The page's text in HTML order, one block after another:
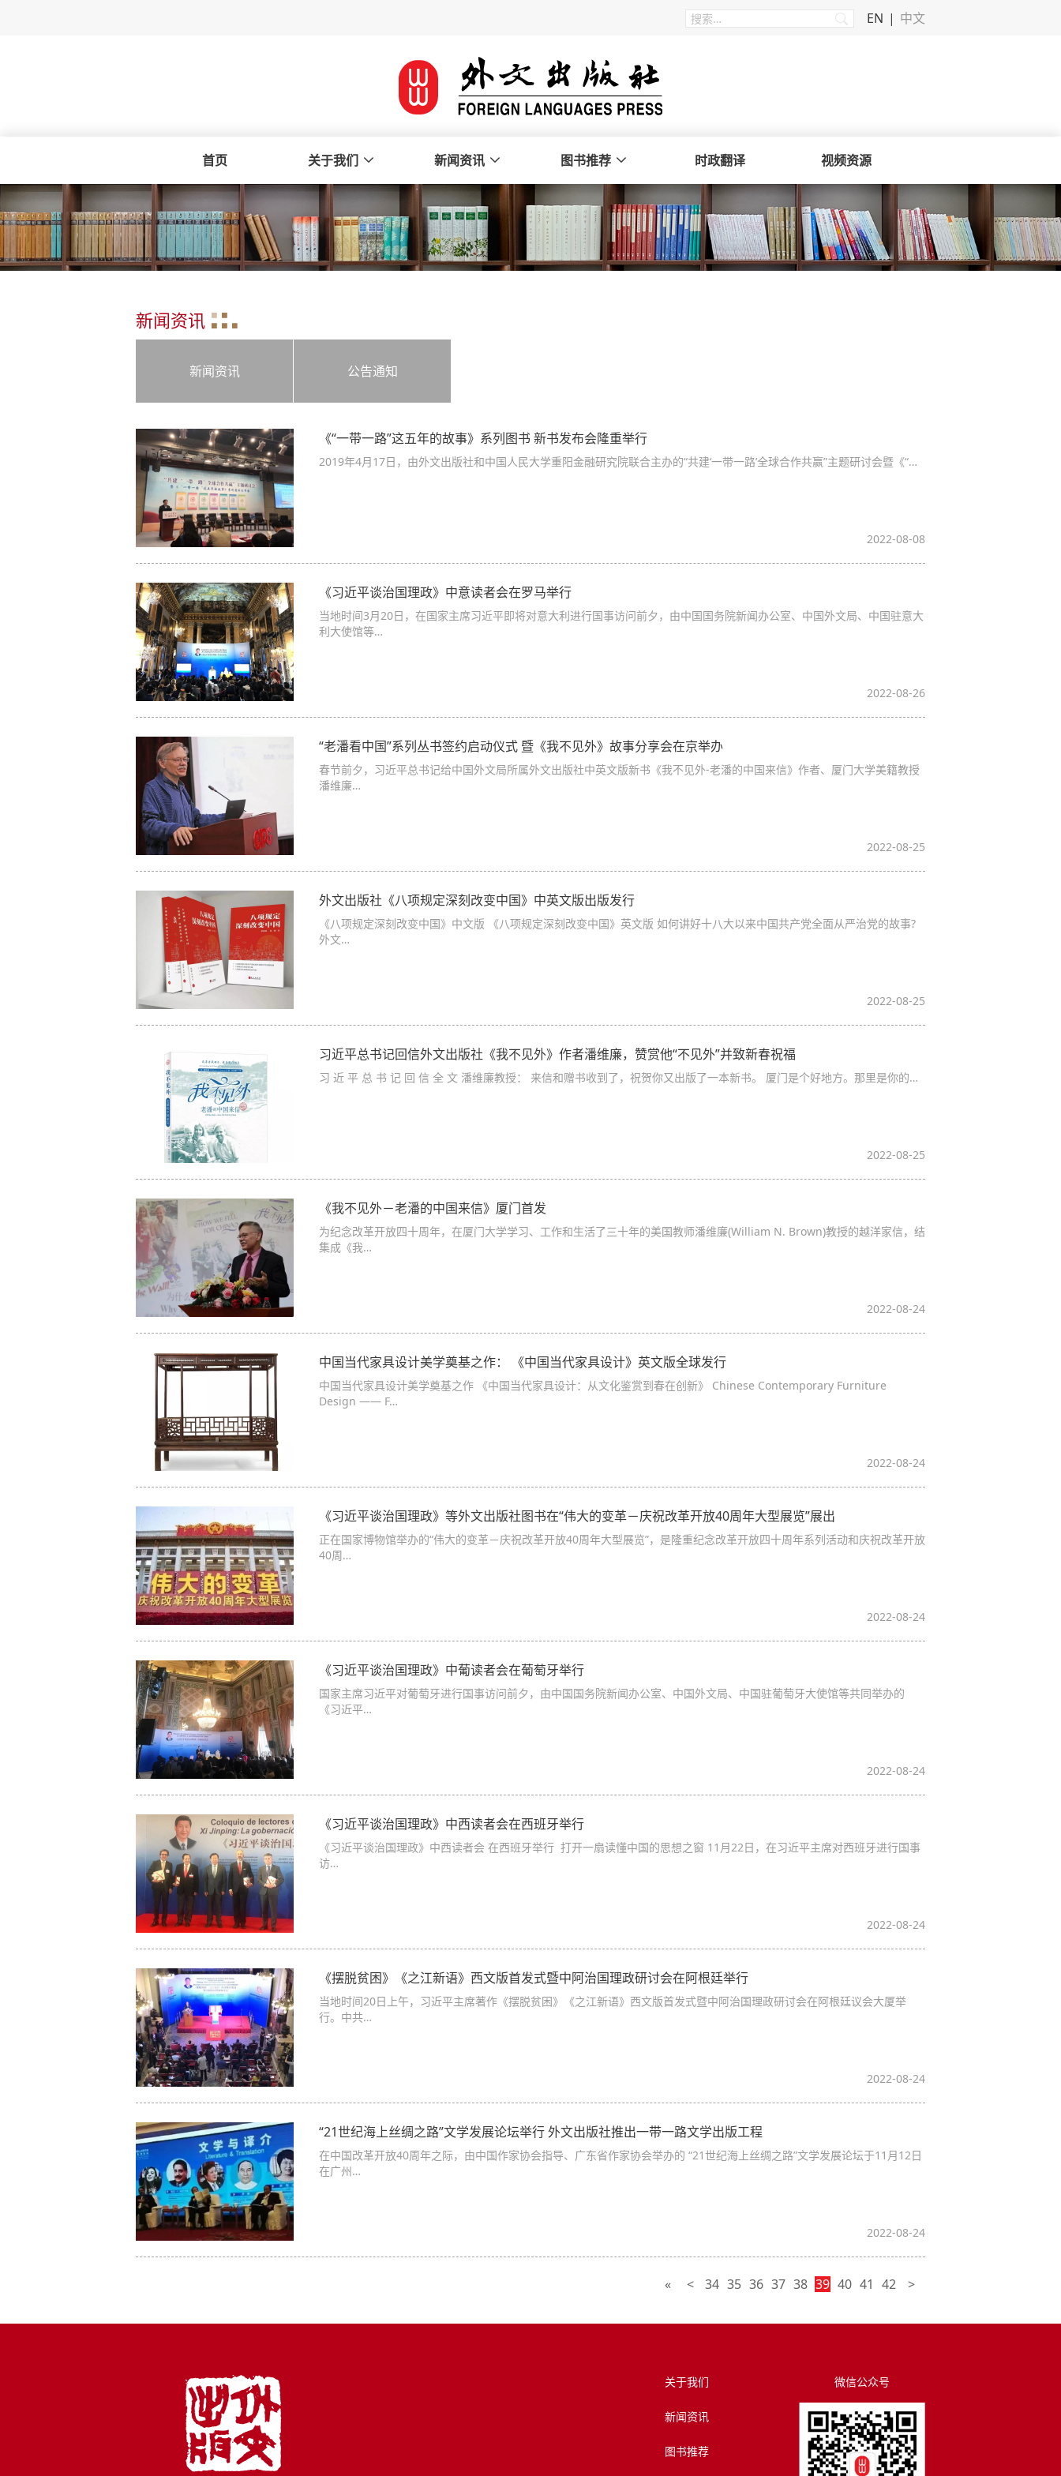
EN 中文
首页 关于我们 新闻资讯 图书推荐 时政翻译 视频资源
新闻资讯
新闻资讯 公告通知
《“一带一路”这五年的故事》系列图书 新书发布会隆重举行
2019年4月17日，由外文出版社和中国人民大学重阳金融研究院联合主办的“共建‘一带一路’全球合作共赢”主题研讨会暨《“…
2022-08-08
《习近平谈治国理政》中意读者会在罗马举行
当地时间3月20日，在国家主席习近平即将对意大利进行国事访问前夕，由中国国务院新闻办公室、中国外文局、中国驻意大
利大使馆等…
2022-08-26
“老潘看中国”系列丛书签约启动仪式 暨《我不见外》故事分享会在京举办
春节前夕，习近平总书记给中国外文局所属外文出版社中英文版新书《我不见外-老潘的中国来信》作者、厦门大学美籍教授
潘维廉…
2022-08-25
外文出版社《八项规定深刻改变中国》中英文版出版发行
《八项规定深刻改变中国》中文版 《八项规定深刻改变中国》英文版 如何讲好十八大以来中国共产党全面从严治党的故事?
外文…
2022-08-25
习近平总书记回信外文出版社《我不见外》作者潘维廉，赞赏他“不见外”并致新春祝福
习 近 平 总 书 记 回 信 全 文 潘维廉教授： 来信和赠书收到了，祝贺你又出版了一本新书。 厦门是个好地方。那里是你的…
2022-08-25
《我不见外－老潘的中国来信》厦门首发
为纪念改革开放四十周年，在厦门大学学习、工作和生活了三十年的美国教师潘维廉(William N. Brown)教授的越洋家信，结
集成《我…
2022-08-24
中国当代家具设计美学奠基之作： 《中国当代家具设计》英文版全球发行
中国当代家具设计美学奠基之作 《中国当代家具设计：从文化鉴赏到春在创新》 Chinese Contemporary Furniture
Design —— F…
2022-08-24
《习近平谈治国理政》等外文出版社图书在“伟大的变革－庆祝改革开放40周年大型展览”展出
正在国家博物馆举办的“伟大的变革－庆祝改革开放40周年大型展览”，是隆重纪念改革开放四十周年系列活动和庆祝改革开放
40周…
2022-08-24
《习近平谈治国理政》中葡读者会在葡萄牙举行
国家主席习近平对葡萄牙进行国事访问前夕，由中国国务院新闻办公室、中国外文局、中国驻葡萄牙大使馆等共同举办的
《习近平…
2022-08-24
《习近平谈治国理政》中西读者会在西班牙举行
《习近平谈治国理政》中西读者会 在西班牙举行 打开一扇读懂中国的思想之窗 11月22日，在习近平主席对西班牙进行国事
访…
2022-08-24
《摆脱贫困》《之江新语》西文版首发式暨中阿治国理政研讨会在阿根廷举行
当地时间20日上午，习近平主席著作《摆脱贫困》《之江新语》西文版首发式暨中阿治国理政研讨会在阿根廷议会大厦举
行。中共…
2022-08-24
“21世纪海上丝绸之路”文学发展论坛举行 外文出版社推出一带一路文学出版工程
在中国改革开放40周年之际，由中国作家协会指导、广东省作家协会举办的 “21世纪海上丝绸之路”文学发展论坛于11月12日
在广州…
2022-08-24
« < 34 35 36 37 38 39 40 41 42 >
关于我们
新闻资讯
图书推荐
微信公众号